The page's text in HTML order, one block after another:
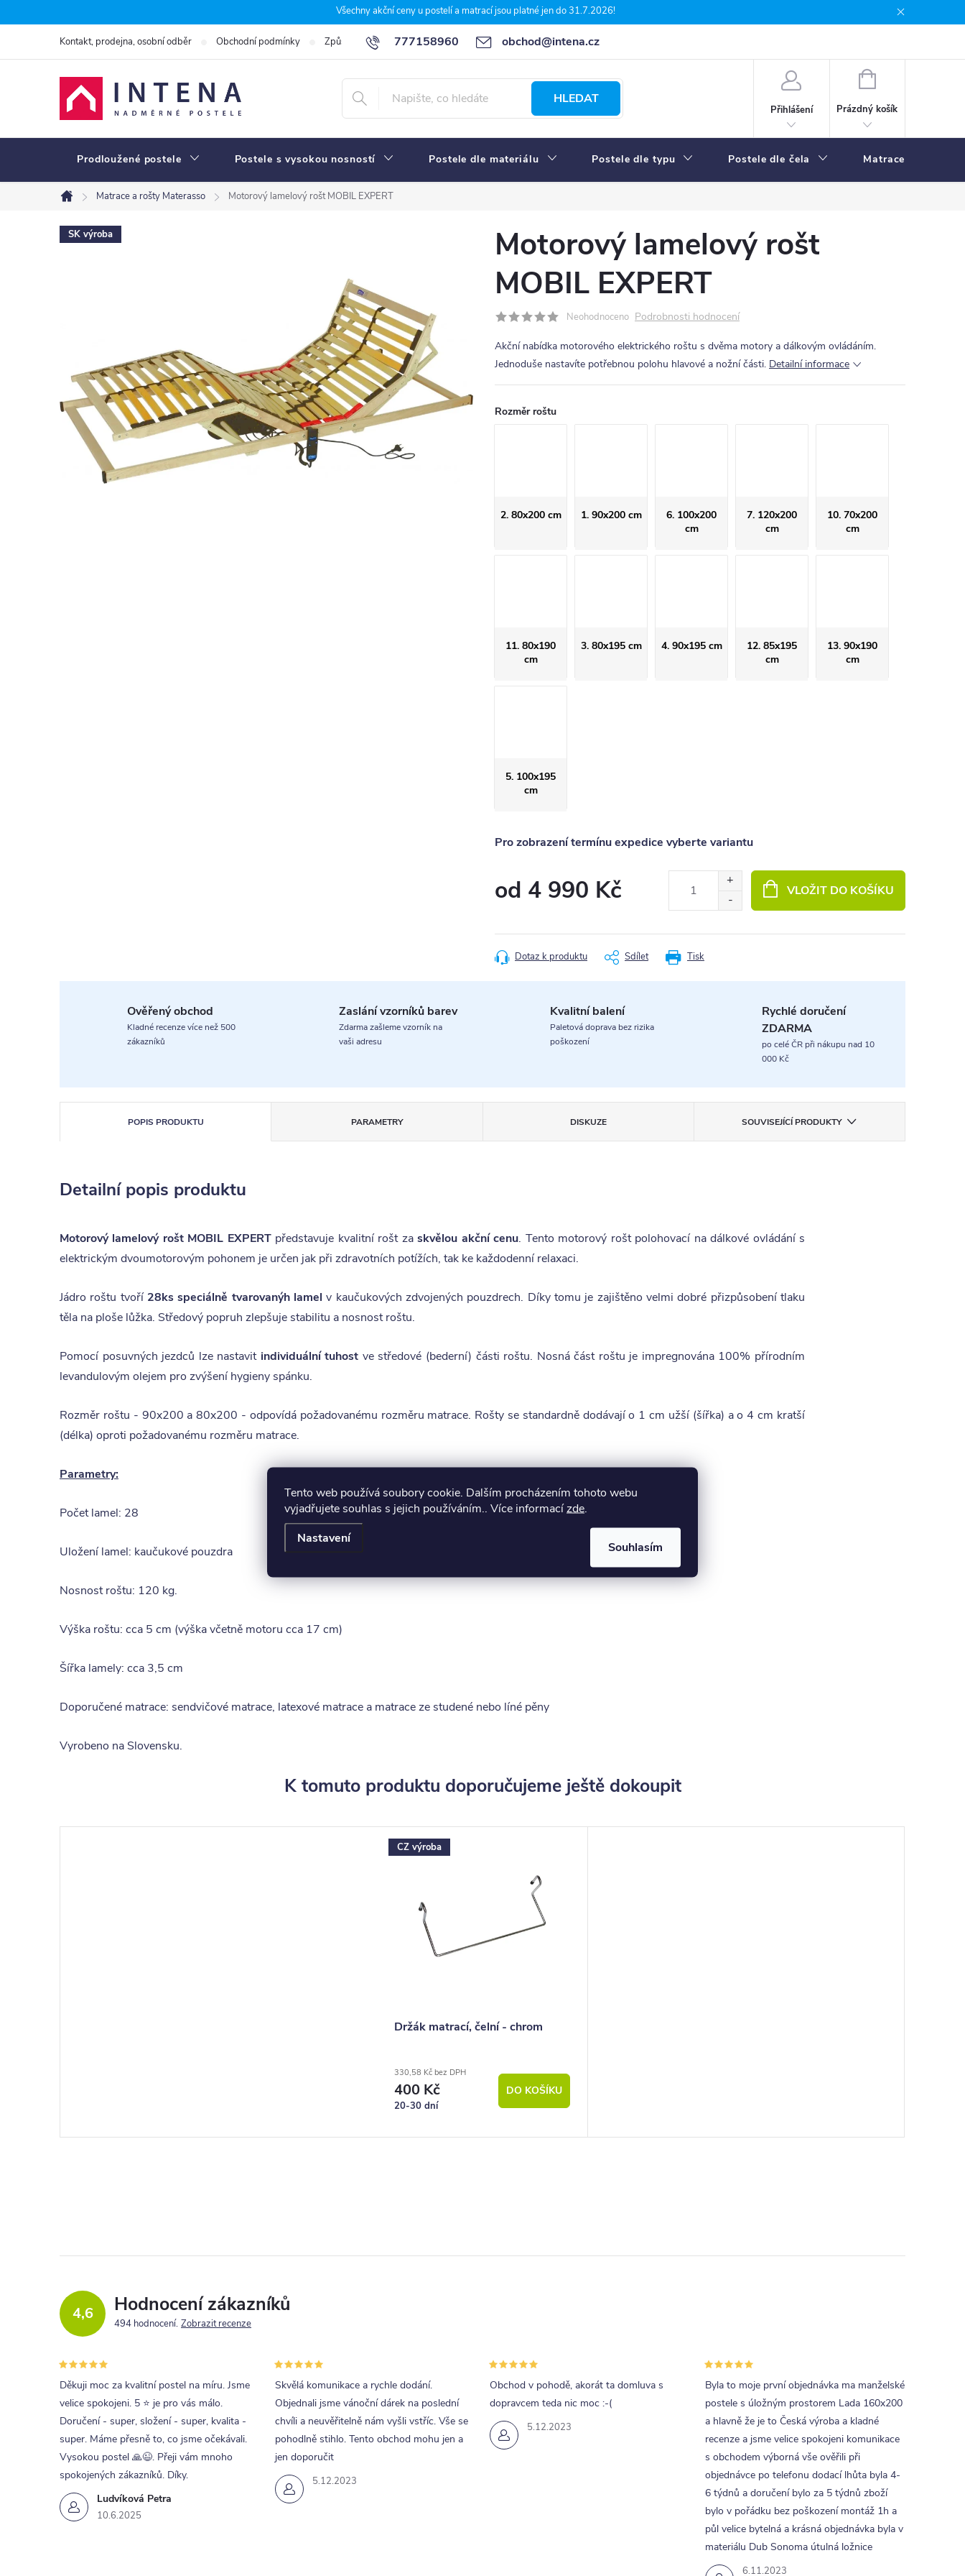
Tento web používá soubory cookie. Dalším procházením tohoto webu
vyjadřujete souhlas s jejich používáním.. Více informacízde.
Nastavení
Souhlasím
na
Všechny akční ceny u postelí a matrací jsou platné jen do 31.7.2026!
777158960 obchod@intena.cz
Kontakt, prodejna, osobní odběr Obchodní podmínky Způsoby a ceny dopravy 7 důvodů, proč nakupit u Intena nábytek
HLEDAT
Přihlášení
NÁKUPNÍ
Prázdný košík
Prodloužené postele Postele s vysokou nosností Postele dle materiálu Postele dle typu Postele dle čela Matrace
Domů
Matrace a rošty Materasso Motorový lamelový rošt MOBIL EXPERT
SK výroba
Motorový lamelový rošt
MOBIL EXPERT
Neohodnoceno Podrobnosti hodnocení
Akční nabídka motorového elektrického roštu s dvěma motory a dálkovým ovládáním.
Jednoduše nastavíte potřebnou polohu hlavové a nožní části. Detailní informace
Rozměr roštu
2. 80x200 cm 1. 90x200 cm
6. 100x200
cm
7. 120x200
cm
10. 70x200
cm
11. 80x190
cm
3. 80x195 cm 4. 90x195 cm
12. 85x195
cm
13. 90x190
cm
5. 100x195
cm
Pro zobrazení termínu expedice vyberte variantu
od 4 990 Kč VLOŽIT DO KOŠÍKU
Tisk
Dotaz k produktu Sdílet
Ověřený obchod
Kladné recenze více než 500
zákazníků
Zaslání vzorníků barev
Zdarma zašleme vzorník na
vaši adresu
Kvalitní balení
Paletová doprava bez rizika
poškození
Rychlé doručení
ZDARMA
po celé ČR při nákupu nad 10
000 Kč
POPIS PRODUKTU DISKUZE SOUVISEJÍCÍ PRODUKTY
PARAMETRY
Detailní popis produktu
Motorový lamelový rošt MOBIL EXPERT představuje kvalitní rošt zaskvělou akční cenu. Tento motorový rošt polohovací na dálkové ovládání s
elektrickým dvoumotorovým pohonem je určen jak při zdravotních potížích, tak ke každodenní relaxaci.
Jádro roštu tvoří 28ks speciálně tvarovanýh lamel v kaučukových zdvojených pouzdrech. Díky tomu je zajištěno velmi dobré přizpůsobení tlaku
těla na ploše lůžka. Středový popruh zlepšuje stabilitu a nosnost roštu.
Pomocí posuvných jezdců lze nastavit individuální tuhost ve středové (bederní) části roštu. Nosná část roštu je impregnována 100% přírodním
levandulovým olejem pro zvýšení hygieny spánku.
Rozměr roštu - 90x200 a 80x200 - odpovídá požadovanému rozměru matrace. Rošty se standardně dodávají o 1 cm užší (šířka) a o 4 cm kratší
(délka) oproti požadovanému rozměru matrace.
Parametry:
Počet lamel: 28
Uložení lamel: kaučukové pouzdra
Nosnost roštu: 120 kg.
Výška roštu: cca 5 cm (výška včetně motoru cca 17 cm)
Šířka lamely: cca 3,5 cm
Doporučené matrace: sendvičové matrace, latexové matrace a matrace ze studené nebo líné pěny
Vyrobeno na Slovensku.
K tomuto produktu doporučujeme ještě dokoupit
CZ výroba
Držák matrací, čelní - chrom
330,58 Kč bez DPH
400 Kč
20-30 dní
DO KOŠÍKU
4,6 Hodnocení zákazníků
494 hodnocení Zobrazit recenze
Ludvíková Petra
10.6.2025
Děkuji moc za kvalitní postel na míru. Jsme
velice spokojeni. 5 ⭐ je pro vás málo.
Doručení - super, složení - super, kvalita -
super. Máme přesně to, co jsme očekávali.
Vysokou postel 🙏😉. Přeji vám mnoho
spokojených zákazníků. Díky.
5.12.2023
Skvělá komunikace a rychle dodání.
Objednali jsme vánoční dárek na poslední
chvíli a neuvěřitelně nám vyšli vstříc. Vše se
pohodlně stihlo. Tento obchod mohu jen a
jen doporučit
5.12.2023
Obchod v pohodě, akorát ta domluva s
dopravcem teda nic moc :-(
6.11.2023
Byla to moje první objednávka ma manželské
postele s úložným prostorem Lada 160x200
a hlavně že je to Česká výroba a kladné
recenze a jsme velice spokojeni komunikace
s obchodem výborná vše ověřili při
objednávce po telefonu dodací lhůta byla 4-
6 týdnů a doručení bylo za 5 týdnů zboží
bylo v pořádku bez poškození montáž 1h a
půl velice bytelná a krásná objednávka byla v
materiálu Dub Sonoma útulná ložnice